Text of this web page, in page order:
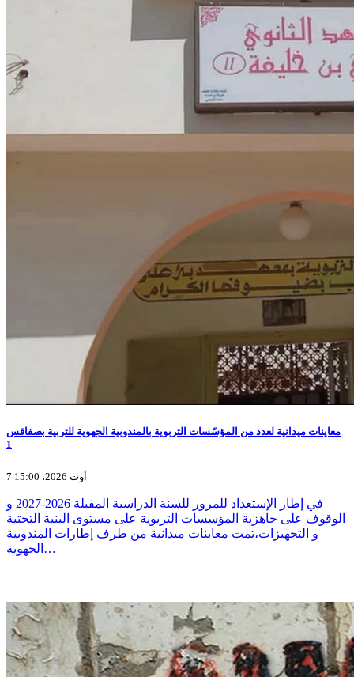
معاينات ميدانية لعدد من المؤسّسات التربوية بالمندوبية الجهوية للتربية بصفاقس
1
7 أوت 2026، 15:00
في إطار الإستعداد للمرور للسنة الدراسية المقبلة 2026-2027 و
الوقوف على جاهزية المؤسسات التربوية على مستوى البنية التحتية
و التجهيزات،تمت معاينات ميدانية من طرف إطارات المندوبية
الجهوية…